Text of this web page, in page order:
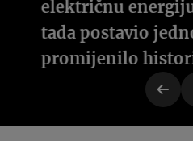
električnu
tada postavio
promijenilo